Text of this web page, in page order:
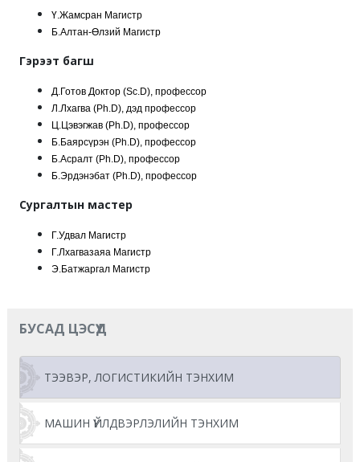
Ү.Жамсран Магистр
Б.Алтан-Өлзий Магистр
Гэрээт багш
Д.Готов Доктор (Sc.D), профессор
Л.Лхагва (Ph.D), дэд профессор
Ц.Цэвэгжав (Ph.D), профессор
Б.Баярсүрэн (Ph.D), профессор
Б.Асралт (Ph.D), профессор
Б.Эрдэнэбат (Ph.D), профессор
Сургалтын мастер
Г.Удвал Магистр
Г.Лхагвазаяа Магистр
Э.Батжаргал Магистр
БУСАД ЦЭСҮҮД
ТЭЭВЭР, ЛОГИСТИКИЙН ТЭНХИМ
МАШИН ҮЙЛДВЭРЛЭЛИЙН ТЭНХИМ